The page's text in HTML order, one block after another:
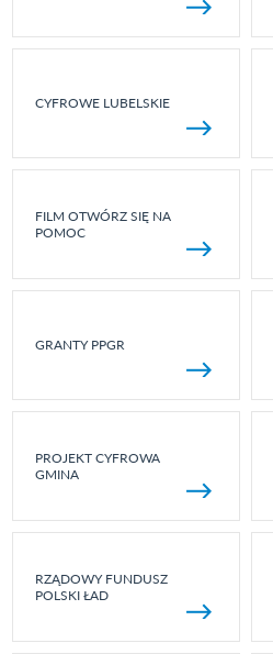
CYFROWE LUBELSKIE
FILM OTWÓRZ SIĘ NA
POMOC
GRANTY PPGR
PROJEKT CYFROWA
GMINA
RZĄDOWY FUNDUSZ
POLSKI ŁAD